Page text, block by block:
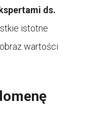
ds.
istotne
wartości